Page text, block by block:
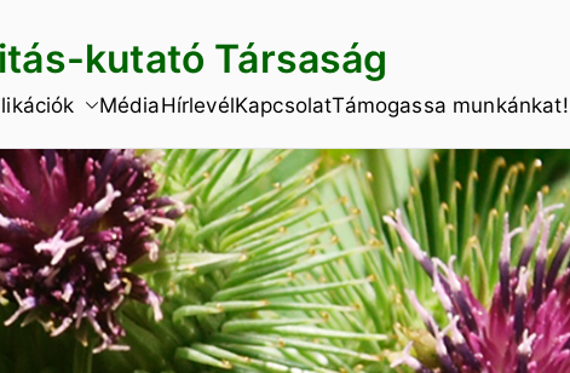
kutató Társaság
MédiaHírlevélKapcsolatTámogassa munkánkat!